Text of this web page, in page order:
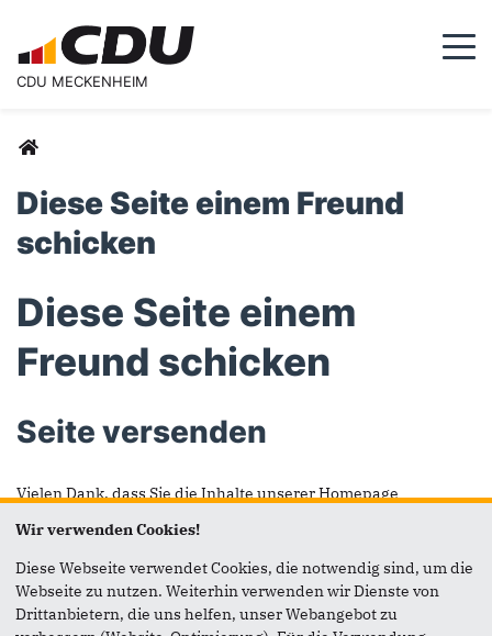
CDU MECKENHEIM
Sie sind hier
Diese Seite einem Freund
schicken
Diese Seite einem
Freund schicken
Seite versenden
Vielen Dank, dass Sie die Inhalte unserer Homepage
Personen, denen Sie die Seite weiterempfehlen, zu
informieren, von wem die Empfehlung kommt, und dass es
kein Spam ist.
Wir verwenden Cookies!
Diese Webseite verwendet Cookies, die notwendig sind, um die
Webseite zu nutzen. Weiterhin verwenden wir Dienste von
Drittanbietern, die uns helfen, unser Webangebot zu